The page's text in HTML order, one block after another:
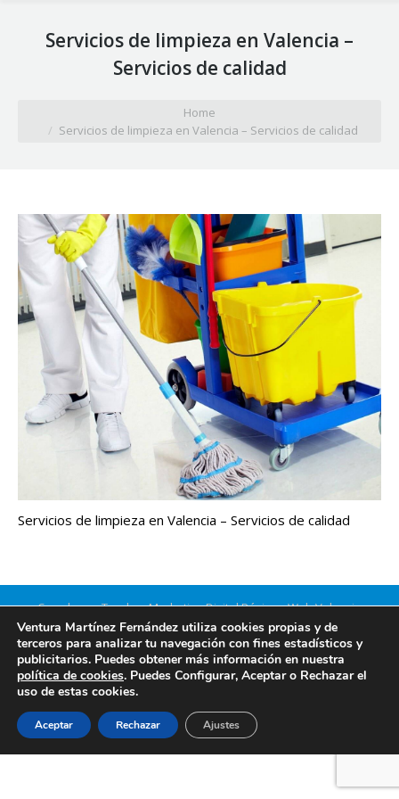
Servicios de limpieza en Valencia –
Servicios de calidad
Home
Servicios de limpieza en Valencia – Servicios de calidad
Servicios de limpieza en Valencia – Servicios de calidad
Creado por Tandem Marketing DigitalPáginas Web Valencia
Información legal
Ventura Martínez Fernández utiliza cookies propias y de
terceros para analizar tu navegación con fines estadísticos y
publicitarios. Puedes obtener más información en nuestra
política de cookies. Puedes Configurar, Aceptar o Rechazar el
uso de estas cookies.
Aceptar Rechazar Ajustes